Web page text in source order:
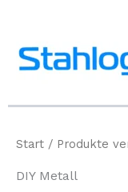
springen
Start / Produkte
DIY Metall